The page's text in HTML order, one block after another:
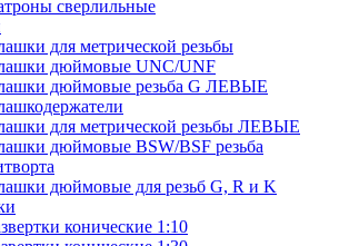
сверлильные
для метрической резьбы
дюймовые UNC/UNF
дюймовые резьба G ЛЕВЫЕ
для метрической резьбы ЛЕВЫЕ
дюймовые BSW/BSF резьба
дюймовые для резьб G, R и K
конические 1:10